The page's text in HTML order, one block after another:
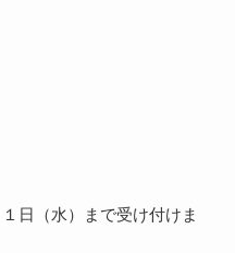
日（水）まで受け付けま